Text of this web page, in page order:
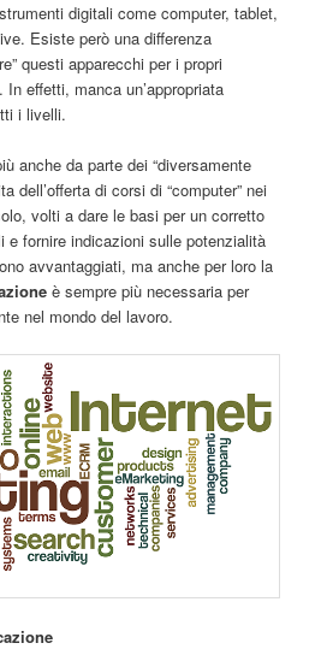
digitali come computer, tablet,
Esiste però una differenza
questi apparecchi per i propri
In effetti, manca un’appropriata
i livelli.
anche da parte dei “diversamente
dell’offerta di corsi di “computer” nei
volti a dare le basi per un corretto
e fornire indicazioni sulle potenzialità
avvantaggiati, ma anche per loro la
è sempre più necessaria per
nel mondo del lavoro.